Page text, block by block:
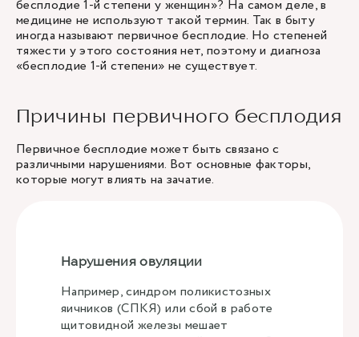
бесплодие 1-й степени у женщин»? На самом деле, в
медицине не используют такой термин. Так в быту
иногда называют первичное бесплодие. Но степеней
тяжести у этого состояния нет, поэтому и диагноза
«бесплодие 1-й степени» не существует.
Причины первичного бесплодия
Первичное бесплодие может быть связано с
различными нарушениями. Вот основные факторы,
которые могут влиять на зачатие.
Нарушения овуляции
Например, синдром поликистозных
яичников (СПКЯ) или сбой в работе
щитовидной железы мешает